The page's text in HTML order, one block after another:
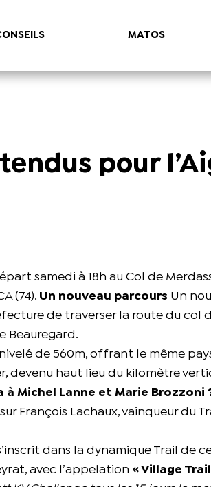
MATOS
pour
samedi à 18h au Col de
(74). Un nouveau parcours Un
de traverser la route du col
Beauregard.
de 560m, offrant le même
devenu haut lieu du kilomètre
à Michel Lanne et Marie Brozzoni
François Lachaux, vainqueur du
s’inscrit dans la dynamique Trail
avec l’appelation « Village Trail